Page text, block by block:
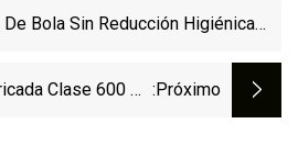
De Bola Sin Reducción Higiénica
SS304 SS316L Sin Reducción
Clase 600 De :próximo